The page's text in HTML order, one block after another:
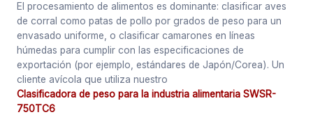
El procesamiento de alimentos es dominante: clasificar aves
de corral como patas de pollo por grados de peso para un
envasado uniforme, o clasificar camarones en líneas
húmedas para cumplir con las especificaciones de
exportación (por ejemplo, estándares de Japón/Corea). Un
cliente avícola que utiliza nuestro
Clasificadora de peso para la industria alimentaria SWSR-
750TC6